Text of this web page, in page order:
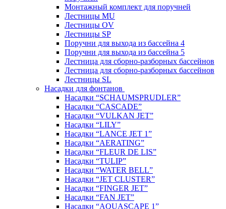
Монтажный комплект для поручней
Лестницы MU
Лестницы OV
Лестницы SP
Поручни для выхода из бассейна 4
Поручни для выхода из бассейна 5
Лестница для сборно-разборных бассейнов
Лестница для сборно-разборных бассейнов
Лестницы SL
Насадки для фонтанов
Насадки “SCHAUMSPRUDLER”
Насадки “CASCADE”
Насадки “VULKAN JET”
Насадки “LILY”
Насадки “LANCE JET 1”
Насадки “AERATING”
Насадки “FLEUR DE LIS”
Насадки “TULIP”
Насадки “WATER BELL”
Насадки “JET CLUSTER”
Насадки “FINGER JET”
Насадки “FAN JET”
Насадки “AQUASCAPE 1”